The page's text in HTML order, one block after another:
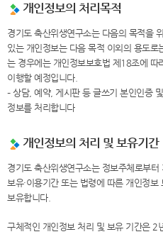
개인정보의 처리목적
경기도 축산위생연구소는 다음의 목적을
있는 개인정보는 다음 목적 이외의 용도로
는 경우에는 개인정보보호법 제18조에 따
이행할 예정입니다.
– 상담, 예약, 게시판 등 글쓰기 본인인증
정보를 처리합니다
개인정보의 처리 및 보유기간
경기도 축산위생연구소는 정보주체로부
보유·이용기간 또는 법령에 따른 개인정보
보유합니다.
구체적인 개인정보 처리 및 보유 기간은 2